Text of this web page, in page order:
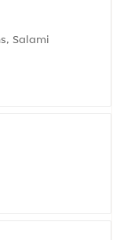
Salami